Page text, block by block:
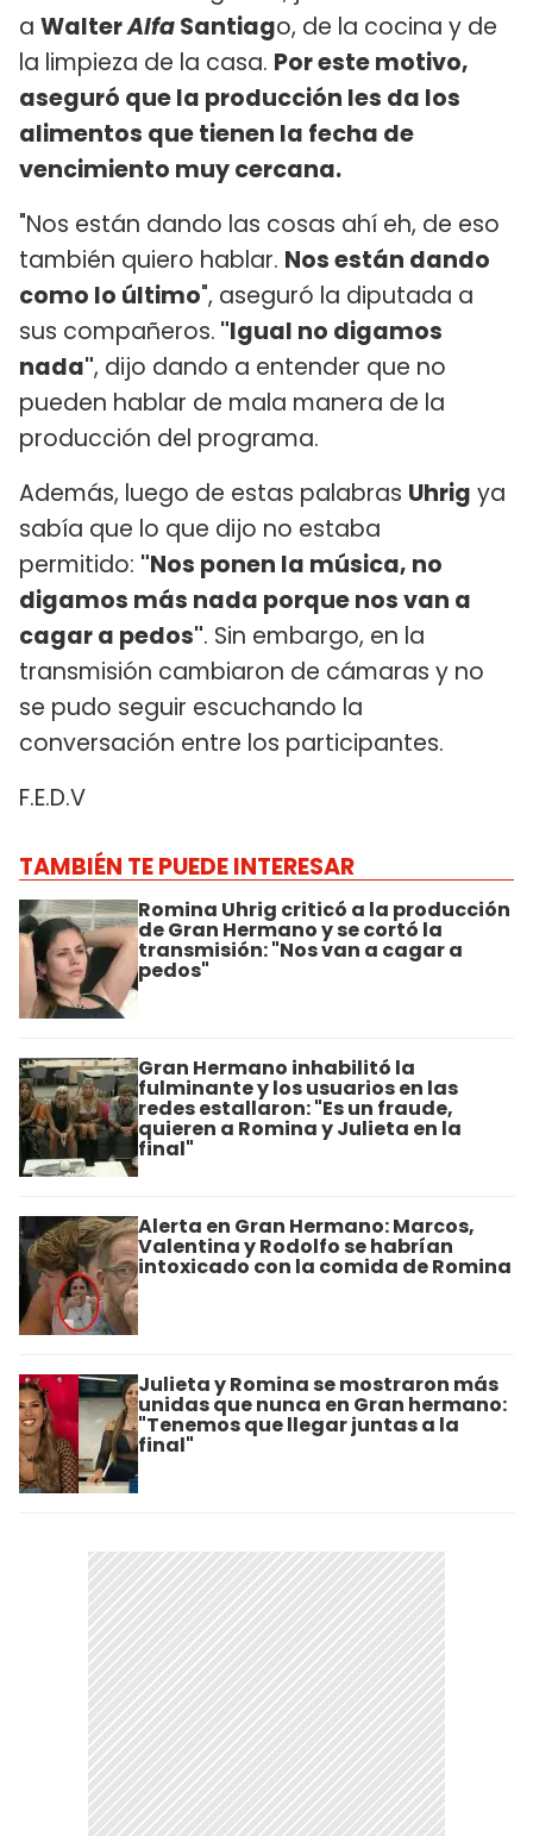
a WalterAlfaSantiago, de la cocina y de
la limpieza de la casa. Por este motivo,
aseguró que la producción les da los
alimentos que tienen la fecha de
vencimiento muy cercana.
"Nos están dando las cosas ahí eh, de eso
también quiero hablar. Nos están dando
como lo último", aseguró la diputada a
sus compañeros. "Igual no digamos
nada", dijo dando a entender que no
pueden hablar de mala manera de la
producción del programa.
Además, luego de estas palabras Uhrig ya
sabía que lo que dijo no estaba
permitido: "Nos ponen la música, no
digamos más nada porque nos van a
cagar a pedos". Sin embargo, en la
transmisión cambiaron de cámaras y no
se pudo seguir escuchando la
conversación entre los participantes.
F.E.D.V
TAMBIÉN TE PUEDE INTERESAR
Romina Uhrig criticó a la producción
de Gran Hermano y se cortó la
transmisión: "Nos van a cagar a
pedos"
Gran Hermano inhabilitó la
fulminante y los usuarios en las
redes estallaron: "Es un fraude,
quieren a Romina y Julieta en la
final"
Alerta en Gran Hermano: Marcos,
Valentina y Rodolfo se habrían
intoxicado con la comida de Romina
Julieta y Romina se mostraron más
unidas que nunca en Gran hermano:
"Tenemos que llegar juntas a la
final"